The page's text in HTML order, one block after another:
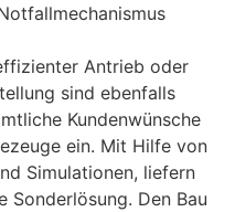
Antrieb oder
sind ebenfalls
Kundenwünsche
ein. Mit Hilfe von
Simulationen, liefern
Sonderlösung. Den Bau